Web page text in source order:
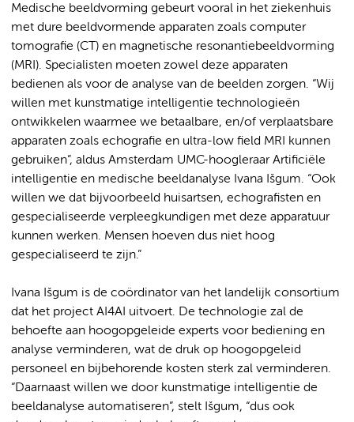
Medische beeldvorming gebeurt vooral in het ziekenhuis
met dure beeldvormende apparaten zoals computer
tomografie (CT) en magnetische resonantiebeeldvorming
(MRI). Specialisten moeten zowel deze apparaten
bedienen als voor de analyse van de beelden zorgen. “Wij
willen met kunstmatige intelligentie technologieën
ontwikkelen waarmee we betaalbare, en/of verplaatsbare
apparaten zoals echografie en ultra-low field MRI kunnen
gebruiken”, aldus Amsterdam UMC-hoogleraar Artificiële
intelligentie en medische beeldanalyse Ivana Išgum. “Ook
willen we dat bijvoorbeeld huisartsen, echografisten en
gespecialiseerde verpleegkundigen met deze apparatuur
kunnen werken. Mensen hoeven dus niet hoog
gespecialiseerd te zijn.”
Ivana Išgum is de coördinator van het landelijk consortium
dat het project AI4AI uitvoert. De technologie zal de
behoefte aan hoogopgeleide experts voor bediening en
analyse verminderen, wat de druk op hoogopgeleid
personeel en bijbehorende kosten sterk zal verminderen.
“Daarnaast willen we door kunstmatige intelligentie de
beeldanalyse automatiseren”, stelt Išgum, “dus ook